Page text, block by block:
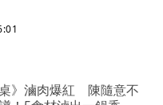
桌》滷肉爆紅 陳隨意不